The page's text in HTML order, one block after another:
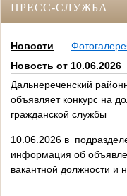
ПРЕСС-СЛУЖБА
Новости
Новость от 10.06.2026
Дальнереченский
объявляет конкурс на
гражданской службы
10.06.2026 в
информация об
вакантной должности и